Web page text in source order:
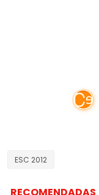
ESC 2012